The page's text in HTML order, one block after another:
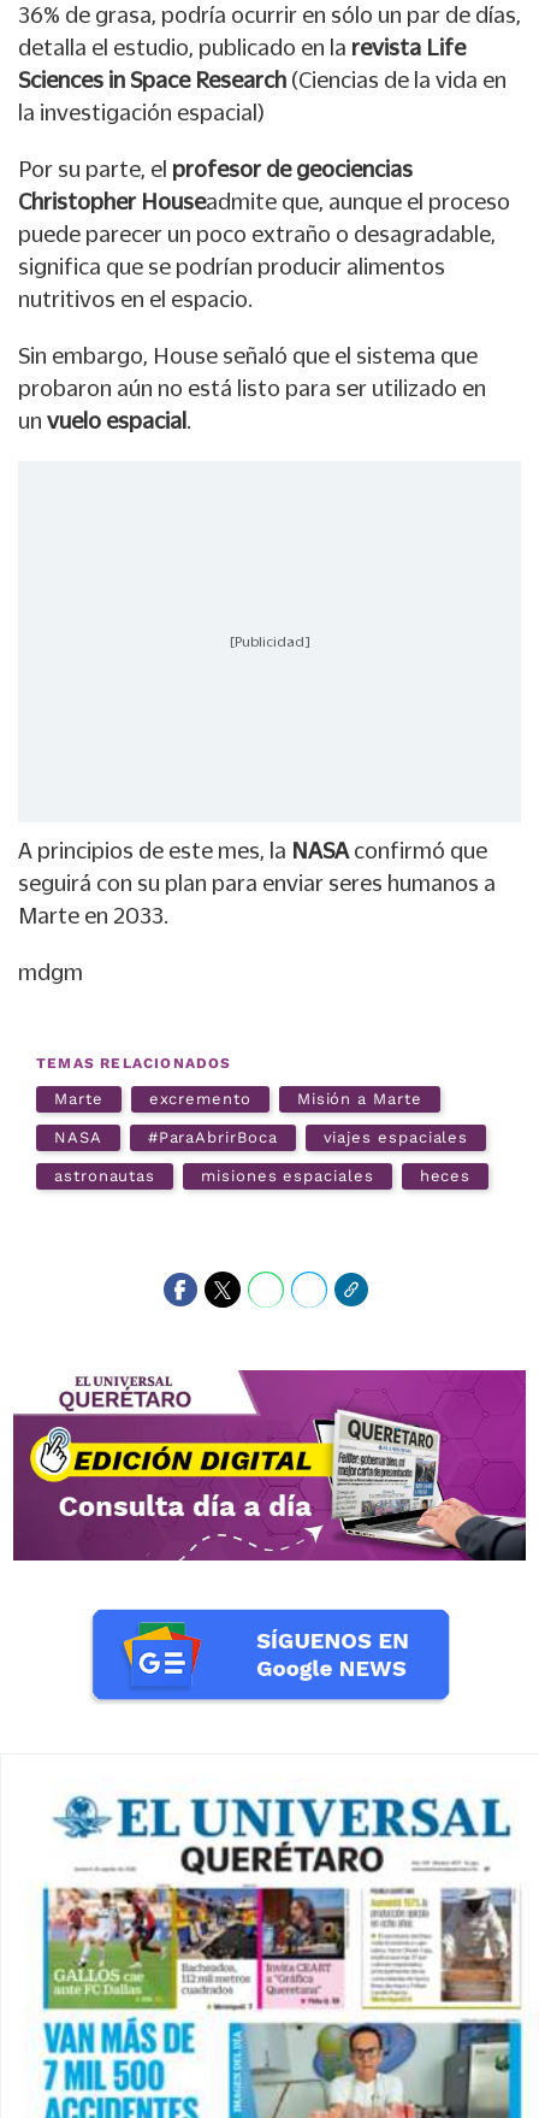
36% de grasa, podría ocurrir en sólo un par de días,
detalla el estudio, publicado en la revista Life
Sciences in Space Research (Ciencias de la vida en
la investigación espacial)
Por su parte, el profesor de geociencias
Christopher Houseadmite que, aunque el proceso
puede parecer un poco extraño o desagradable,
significa que se podrían producir alimentos
nutritivos en el espacio.
Sin embargo, House señaló que el sistema que
probaron aún no está listo para ser utilizado en
un vuelo espacial .
[Publicidad]
A principios de este mes, la NASA confirmó que
seguirá con su plan para enviar seres humanos a
Marte en 2033.
mdgm
TEMAS RELACIONADOS
Marte excremento Misión a Marte
NASA #ParaAbrirBoca viajes espaciales
astronautas misiones espaciales heces